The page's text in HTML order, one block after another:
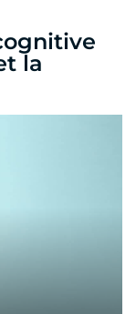
la